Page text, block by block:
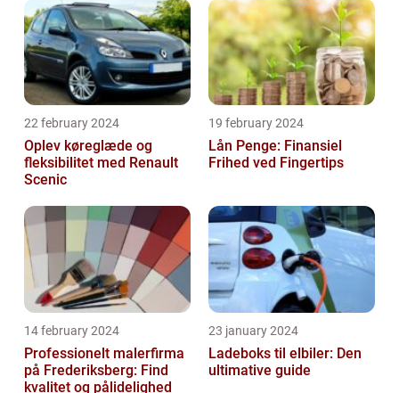
22 february 2024
Oplev køreglæde og
fleksibilitet med Renault
Scenic
19 february 2024
Lån Penge: Finansiel
Frihed ved Fingertips
14 february 2024
Professionelt malerfirma
på Frederiksberg: Find
kvalitet og pålidelighed
23 january 2024
Ladeboks til elbiler: Den
ultimative guide